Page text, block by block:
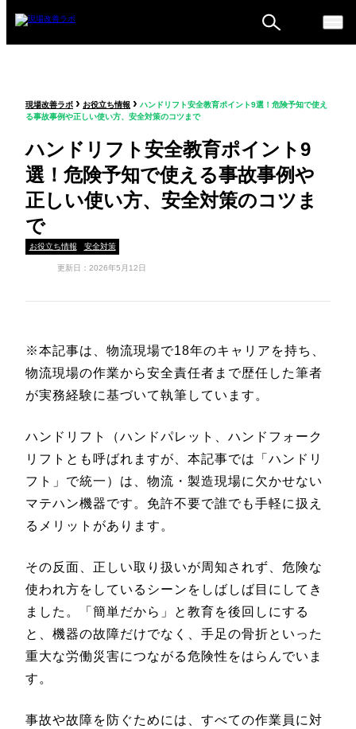
ム
現場改善ラボ › お役立ち情報 › ハンドリフト安全教育ポイント9選！危険予知で使え
る事故事例や正しい使い方、安全対策のコツまで
ハンドリフト安全教育ポイント9
選！危険予知で使える事故事例や
正しい使い方、安全対策のコツま
で
お役立ち情報 安全対策
更新日：2026年5月12日
※本記事は、物流現場で18年のキャリアを持ち、
物流現場の作業から安全責任者まで歴任した筆者
が実務経験に基づいて執筆しています。
ハンドリフト（ハンドパレット、ハンドフォーク
リフトとも呼ばれますが、本記事では「ハンドリ
フト」で統一）は、物流・製造現場に欠かせない
マテハン機器です。免許不要で誰でも手軽に扱え
るメリットがあります。
その反面、正しい取り扱いが周知されず、危険な
使われ方をしているシーンをしばしば目にしてき
ました。「簡単だから」と教育を後回しにする
と、機器の故障だけでなく、手足の骨折といった
重大な労働災害につながる危険性をはらんでいま
す。
事故や故障を防ぐためには、すべての作業員に対